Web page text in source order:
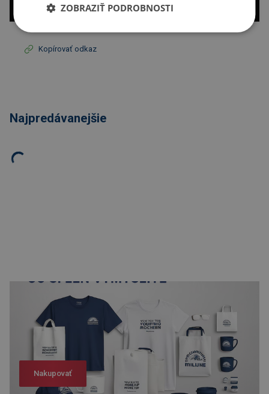
Kopírovať odkaz
Najpredávanejšie
Nakupovať
ZOBRAZIŤ PODROBNOSTI